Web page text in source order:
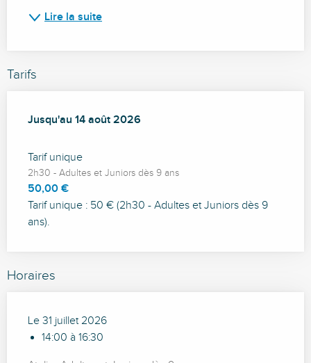
Lire la suite
Tarifs
Du18 juillet 2026au14 août 2026
Jusqu'au 14 août 2026
Tarif unique
2h30 - Adultes et Juniors dès 9 ans
50,00 €
Tarif unique : 50 € (2h30 - Adultes et Juniors dès 9
ans).
Horaires
Le 31 juillet 2026
14:00 à 16:30